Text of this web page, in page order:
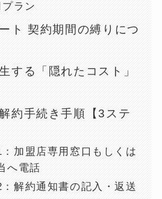
ラン
ト 契約期間の縛りにつ
する「隠れたコスト」
約手続き手順【3ステ
加盟店専用窓口もしくは
へ電話
解約通知書の記入・返送